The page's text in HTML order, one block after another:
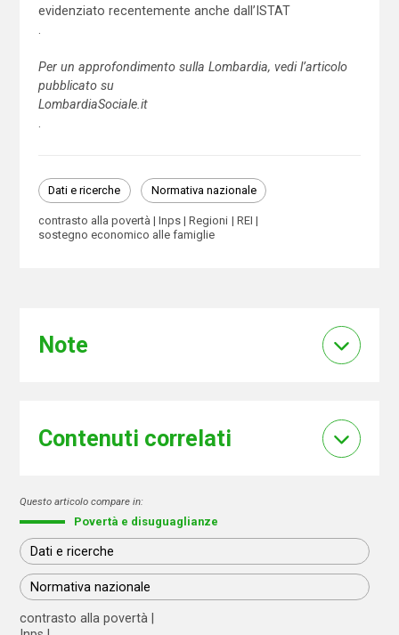
evidenziato recentemente anche dall’ISTAT
Per un approfondimento sulla Lombardia, vedi l’articolo
pubblicato su
LombardiaSociale.it
Dati e ricerche Normativa nazionale
contrasto alla povertà Inps Regioni
REI
sostegno economico alle famiglie
Note
Contenuti correlati
Questo articolo compare in:
Povertà e disuguaglianze
Dati e ricerche
Normativa nazionale
contrasto alla povertà